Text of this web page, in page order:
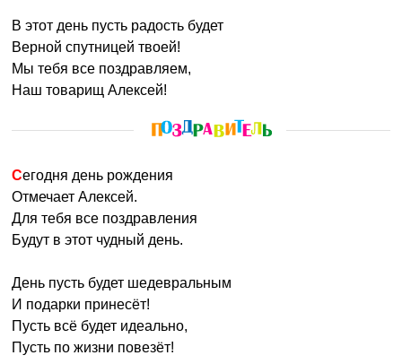
В этот день пусть радость будет
Верной спутницей твоей!
Мы тебя все поздравляем,
Наш товарищ Алексей!
Сегодня день рождения
Отмечает Алексей.
Для тебя все поздравления
Будут в этот чудный день.
День пусть будет шедевральным
И подарки принесёт!
Пусть всё будет идеально,
Пусть по жизни повезёт!